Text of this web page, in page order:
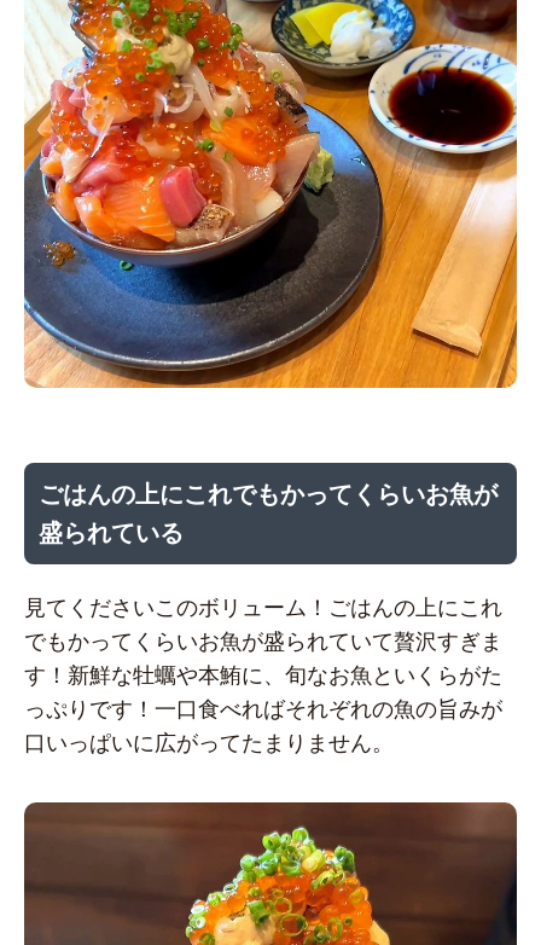
ごはんの上にこれでもかってくらいお魚が
盛られている
見てくださいこのボリューム！ごはんの上にこれ
でもかってくらいお魚が盛られていて贅沢すぎま
す！新鮮な牡蠣や本鮪に、旬なお魚といくらがた
っぷりです！一口食べればそれぞれの魚の旨みが
口いっぱいに広がってたまりません。